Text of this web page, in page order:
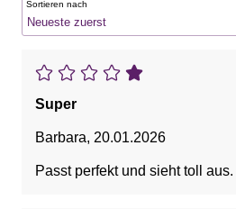
Sortieren nach
Super
Barbara, 20.01.2026
Passt perfekt und sieht toll aus.